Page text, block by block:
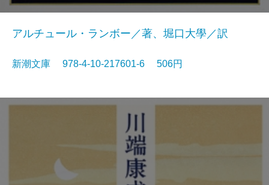
アルチュール・ランボー／著、堀口大學／訳
新潮文庫 978-4-10-217601-6 506円